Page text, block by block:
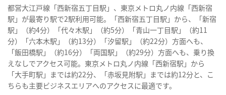
都営大江戸線「西新宿五丁目駅」、東京メトロ丸ノ内線「西新宿
駅」が最寄り駅で2駅利用可能。「西新宿五丁目駅」から、「新宿
駅」（約4分）「代々木駅」（約5分）「青山一丁目駅」（約11
分）「六本木駅」（約13分）「汐留駅」（約22分）方面へも、
「飯田橋駅」（約16分）「両国駅」（約29分）方面へも、乗り換
えなしでアクセス可能。東京メトロ丸ノ内線「西新宿駅」から
「大手町駅」までは約22分、「赤坂見附駅」までは約12分と、こ
ちらも主要ビジネスエリアへのアクセスに最適です。